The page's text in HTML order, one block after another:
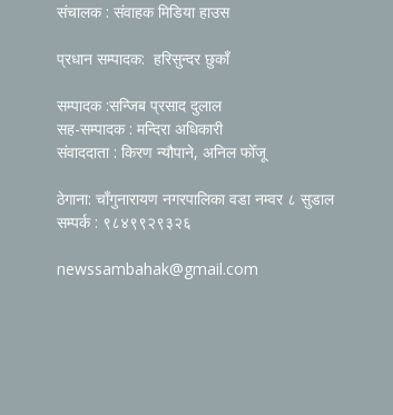
संचालक : संवाहक मिडिया हाउस
प्रधान सम्पादक: हरिसुन्दर छुकाँ
सम्पादक :सन्जिब प्रसाद दुलाल
सह-सम्पादक : मन्दिरा अधिकारी
संवाददाता : किरण न्यौपाने, अनिल फोँजू
ठेगाना: चाँगुनारायण नगरपालिका वडा नम्वर ८ सुडाल
सम्पर्क : ९८४९९२९३२६
newssambahak@gmail.com